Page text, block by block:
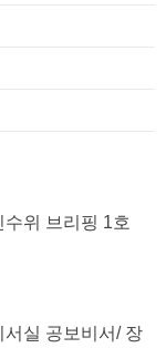
위 브리핑 1호
실 공보비서/ 장